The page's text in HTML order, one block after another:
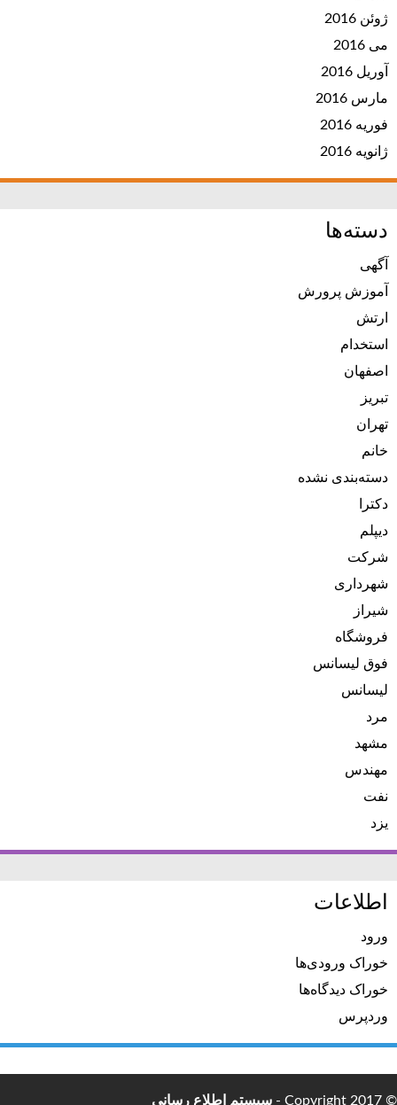
ژوئن 2016
می 2016
آوریل 2016
مارس 2016
فوریه 2016
ژانویه 2016
دسته‌ها
آگهی
آموزش پرورش
ارتش
استخدام
اصفهان
تبریز
تهران
خانم
دسته‌بندی نشده
دکترا
دیپلم
شرکت
شهرداری
شیراز
فروشگاه
فوق لیسانس
لیسانس
مرد
مشهد
مهندس
نفت
یزد
اطلاعات
ورود
خوراک ورودی‌ها
خوراک دیدگاه‌ها
وردپرس
© Copyright 2017 - سیستم اطلاع رسانی